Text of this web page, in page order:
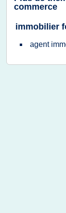
commerce
immobilier
agent